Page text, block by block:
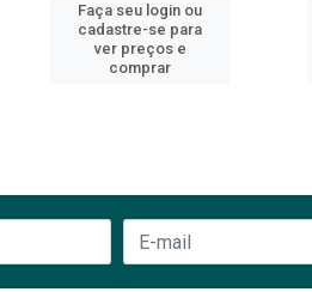
Faça seu login ou
cadastre-se para
ver preços e
comprar